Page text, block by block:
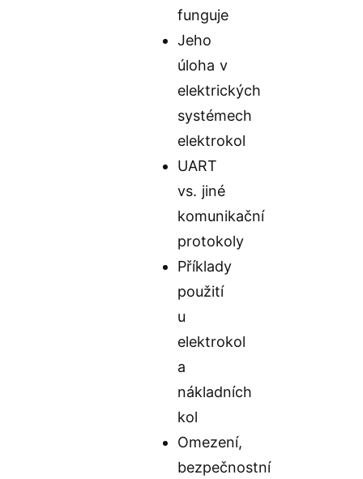
funguje
Jeho
úloha v
elektrických
systémech
elektrokol
UART
vs. jiné
komunikační
protokoly
Příklady
použití
u
elektrokol
a
nákladních
kol
Omezení,
bezpečnostní